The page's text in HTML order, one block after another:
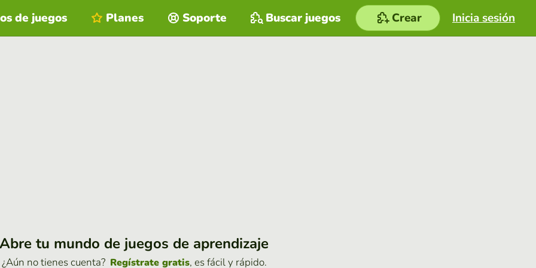
Inicia sesión
de juegos Planes Soporte Buscar juegos Crear
Abre tu mundo de juegos de aprendizaje
¿Aún no tienes cuenta? Regístrate gratis, es fácil y rápido.